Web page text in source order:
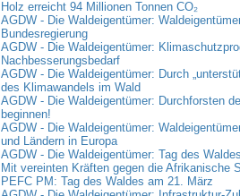
Holz erreicht 94 Millionen Tonnen CO₂
AGDW - Die Waldeigentümer:
Bundesregierung
AGDW - Die Waldeigentümer:
Nachbesserungsbedarf
AGDW - Die Waldeigentümer: Durch
des Klimawandels im Wald
AGDW - Die Waldeigentümer: Durchforsten
beginnen!
AGDW - Die Waldeigentümer:
und Ländern in Europa
AGDW - Die Waldeigentümer: Tag des
Mit vereinten Kräften gegen die Afrikanische
PEFC PM: Tag des Waldes am 21. März